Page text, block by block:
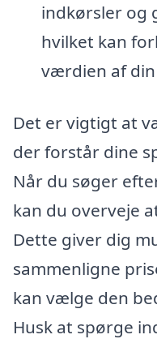
indkørsler og
hvilket kan
værdien af
Det er vigtigt at
der forstår dine
Når du søger
kan du overveje
Dette giver dig
sammenligne
kan vælge den
Husk at spørge